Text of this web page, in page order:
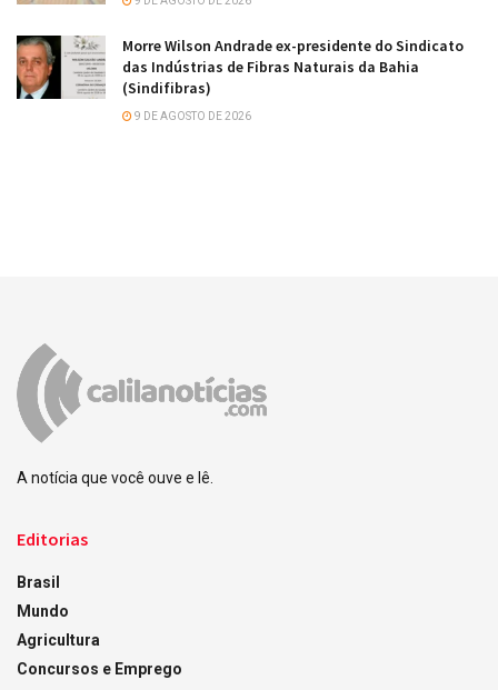
Morre Wilson Andrade ex-presidente do Sindicato
das Indústrias de Fibras Naturais da Bahia
(Sindifibras)
9 DE AGOSTO DE 2026
A notícia que você ouve e lê.
Editorias
Brasil
Mundo
Agricultura
Concursos e Emprego